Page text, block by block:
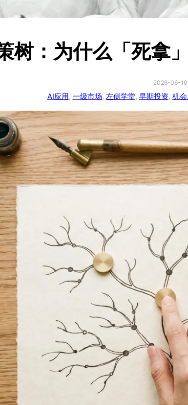
树：为什么「死拿
2026-06-10
AI应用, 一级市场, 左侧学堂, 早期投资, 机